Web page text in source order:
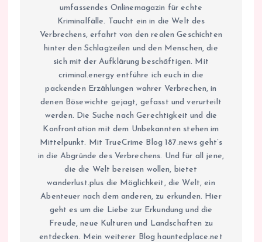
umfassendes Onlinemagazin für echte
Kriminalfälle. Taucht ein in die Welt des
Verbrechens, erfahrt von den realen Geschichten
hinter den Schlagzeilen und den Menschen, die
sich mit der Aufklärung beschäftigen. Mit
criminal.energy entführe ich euch in die
packenden Erzählungen wahrer Verbrechen, in
denen Bösewichte gejagt, gefasst und verurteilt
werden. Die Suche nach Gerechtigkeit und die
Konfrontation mit dem Unbekannten stehen im
Mittelpunkt. Mit TrueCrime Blog 187.news geht’s
in die Abgründe des Verbrechens. Und für all jene,
die die Welt bereisen wollen, bietet
wanderlust.plus die Möglichkeit, die Welt, ein
Abenteuer nach dem anderen, zu erkunden. Hier
geht es um die Liebe zur Erkundung und die
Freude, neue Kulturen und Landschaften zu
entdecken. Mein weiterer Blog hauntedplace.net